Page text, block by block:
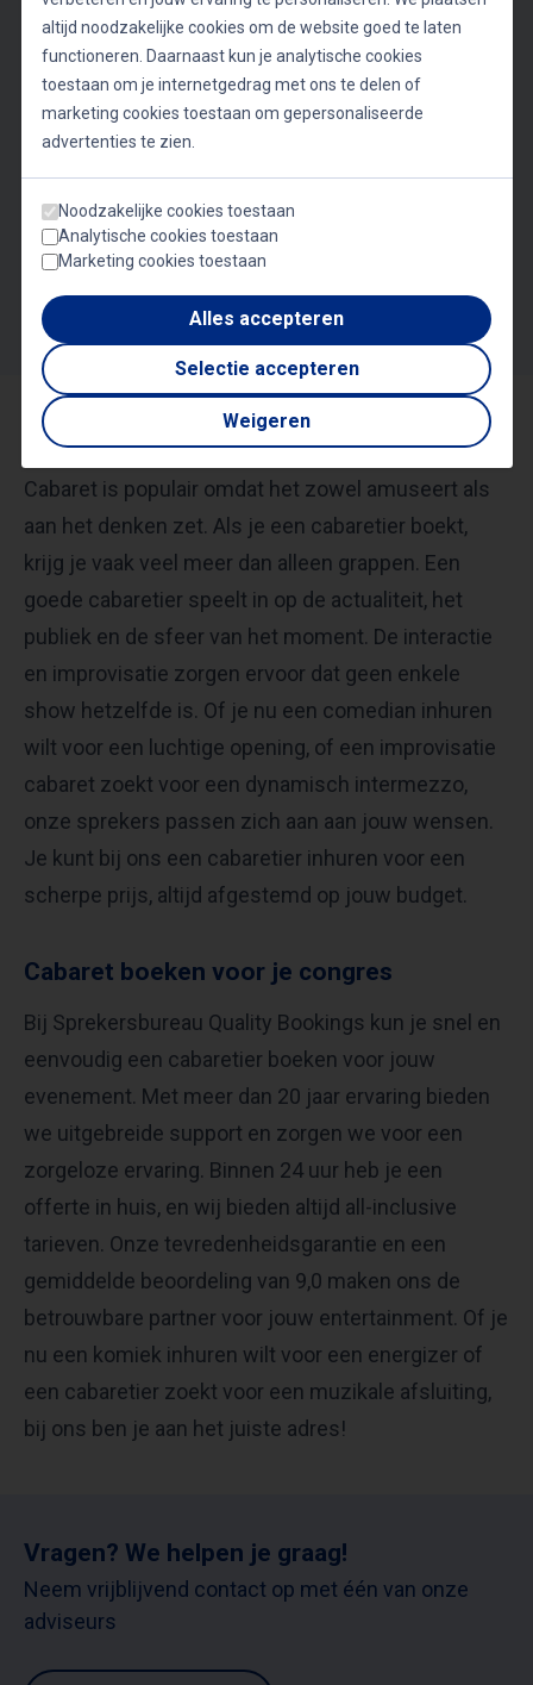
Van Wijsneus tot
Feestneus
BRENDA BEE
Lied op maat
HANS VAN DE BERG
Ex-miljonair
THOMAS VAN LUYN
Dagvoorzitter & spreker
PATRICK STOOF
Expert in humor en
communicatie
PAUL DE MUNNIK
MARTIJN KONING
Maatwerk cabaret
MERT UGURDIKEN
Volgende
Sprekers over cabaret inhuren
Cabaret is populair omdat het zowel amuseert als
aan het denken zet. Als je een cabaretier boekt,
krijg je vaak veel meer dan alleen grappen. Een
goede cabaretier speelt in op de actualiteit, het
publiek en de sfeer van het moment. De interactie
en improvisatie zorgen ervoor dat geen enkele
show hetzelfde is. Of je nu een comedian inhuren
wilt voor een luchtige opening, of een improvisatie
cabaret zoekt voor een dynamisch intermezzo,
onze sprekers passen zich aan aan jouw wensen.
Je kunt bij ons een cabaretier inhuren voor een
scherpe prijs, altijd afgestemd op jouw budget.
Cabaret boeken voor je congres
Bij Sprekersbureau Quality Bookings kun je snel en
eenvoudig een cabaretier boeken voor jouw
evenement. Met meer dan 20 jaar ervaring bieden
we uitgebreide support en zorgen we voor een
zorgeloze ervaring. Binnen 24 uur heb je een
offerte in huis, en wij bieden altijd all-inclusive
tarieven. Onze tevredenheidsgarantie en een
gemiddelde beoordeling van 9,0 maken ons de
betrouwbare partner voor jouw entertainment. Of je
nu een komiek inhuren wilt voor een energizer of
een cabaretier zoekt voor een muzikale afsluiting,
bij ons ben je aan het juiste adres!
Vragen? We helpen je graag!
Neem vrijblijvend contact op met één van onze
adviseurs
altijd noodzakelijke cookies om de website goed te laten
functioneren. Daarnaast kun je analytische cookies
toestaan om je internetgedrag met ons te delen of
marketing cookies toestaan om gepersonaliseerde
advertenties te zien.
Noodzakelijke cookies toestaan
Analytische cookies toestaan
Marketing cookies toestaan
Alles accepteren
Selectie accepteren
Weigeren